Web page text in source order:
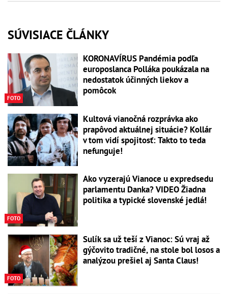
SÚVISIACE ČLÁNKY
FOTO
KORONAVÍRUS Pandémia podľa
europoslanca Polláka poukázala na
nedostatok účinných liekov a
pomôcok
Kultová vianočná rozprávka ako
prapôvod aktuálnej situácie? Kollár
v tom vidí spojitosť: Takto to teda
nefunguje!
FOTO
Ako vyzerajú Vianoce u expredsedu
parlamentu Danka? VIDEO Žiadna
politika a typické slovenské jedlá!
FOTO
Sulík sa už teší z Vianoc: Sú vraj až
gýčovito tradičné, na stole bol losos a
analýzou prešiel aj Santa Claus!